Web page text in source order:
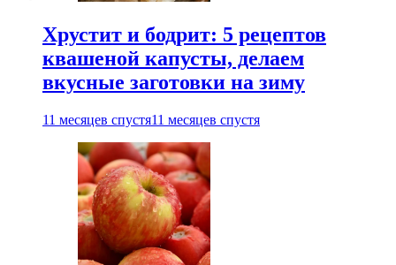
Хрустит и бодрит: 5 рецептов
квашеной капусты, делаем
вкусные заготовки на зиму
11 месяцев спустя11 месяцев спустя